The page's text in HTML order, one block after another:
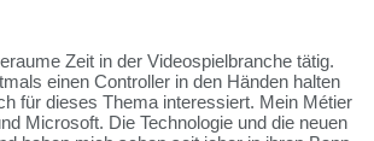
Zeit in der Videospielbranche tätig.
einen Controller in den Händen halten
für dieses Thema interessiert. Mein Métier
Microsoft. Die Technologie und die neuen